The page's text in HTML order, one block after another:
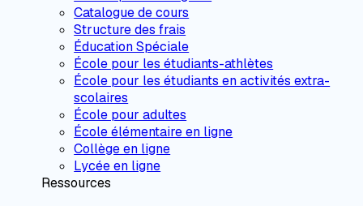
Catalogue de cours
Structure des frais
Éducation Spéciale
École pour les étudiants-athlètes
École pour les étudiants en activités extra-
scolaires
École pour adultes
École élémentaire en ligne
Collège en ligne
Lycée en ligne
Ressources